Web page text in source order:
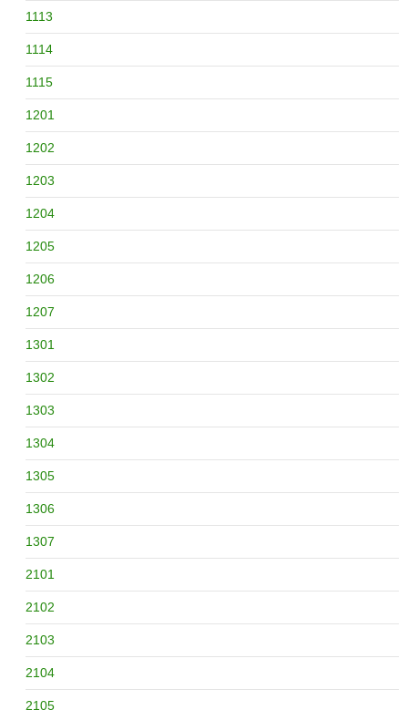
1113
1114
1115
1201
1202
1203
1204
1205
1206
1207
1301
1302
1303
1304
1305
1306
1307
2101
2102
2103
2104
2105